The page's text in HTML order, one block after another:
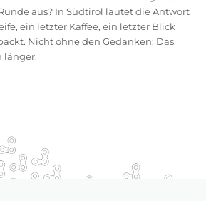
aus? In Südtirol lautet die Antwort
ein letzter Kaffee, ein letzter Blick
Nicht ohne den Gedanken: Das
länger.